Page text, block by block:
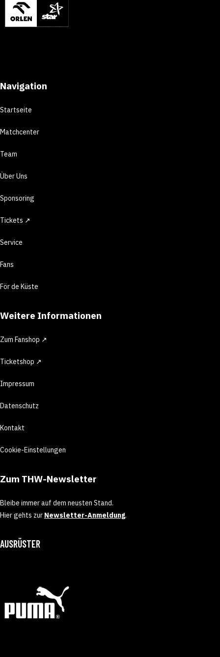
Navigation
Startseite
Matchcenter
Team
Über Uns
Sponsoring
Tickets ↗
Service
Fans
För de Küste
Weitere Informationen
Zum Fanshop ↗
Ticketshop ↗
Impressum
Datenschutz
Kontakt
Cookie-Einstellungen
Zum THW-Newsletter
Bleibe immer auf dem neusten Stand.
Hier gehts zur Newsletter-Anmeldung.
AUSRÜSTER